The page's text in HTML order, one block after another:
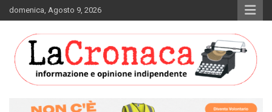
Skip
to
domenica, Agosto 9, 2026
La Cronaca Quotidiano